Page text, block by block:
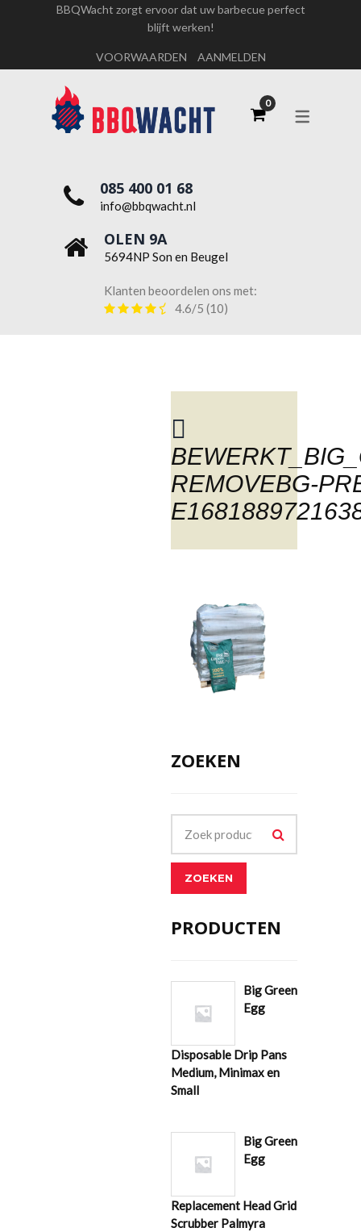
OVER ONS
WERKEN BIJ BBQWACHT
BBQWacht zorgt ervoor dat uw barbecue perfect
blijft werken!
VOORWAARDEN AANMELDEN
085 400 01 68
info@bbqwacht.nl
OLEN 9A
5694NP Son en Beugel
Klanten beoordelen ons met:
4.6/5 (10)
REMOVEBG-
ZOEKEN
ZOEKEN
PRODUCTEN
Big Green
Egg
Disposable Drip Pans
Medium, Minimax en
Small
Big Green
Egg
Replacement Head Grid
Scrubber Palmyra